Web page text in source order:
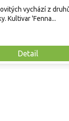
Detail
vychází z
Kultivar 'Fenna...